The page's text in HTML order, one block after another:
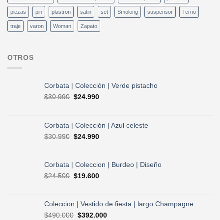
piezas pin plastron satin set Smoking suspensor Terno
traje varon Woman Zapato
OTROS
Corbata | Colección | Verde pistacho
$30.990 El
era:
$24.990El
es:
$24.990.
Corbata | Colección | Azul celeste
$30.990 El
era:
$30.990.
$24.990El
es:
$24.990.
Corbata | Coleccion | Burdeo | Diseño
$24.500 El
era:
$24.500.
$19.600El
es:
Coleccion | Vestido de fiesta | largo Champagne
$490.000 El
$392.000El